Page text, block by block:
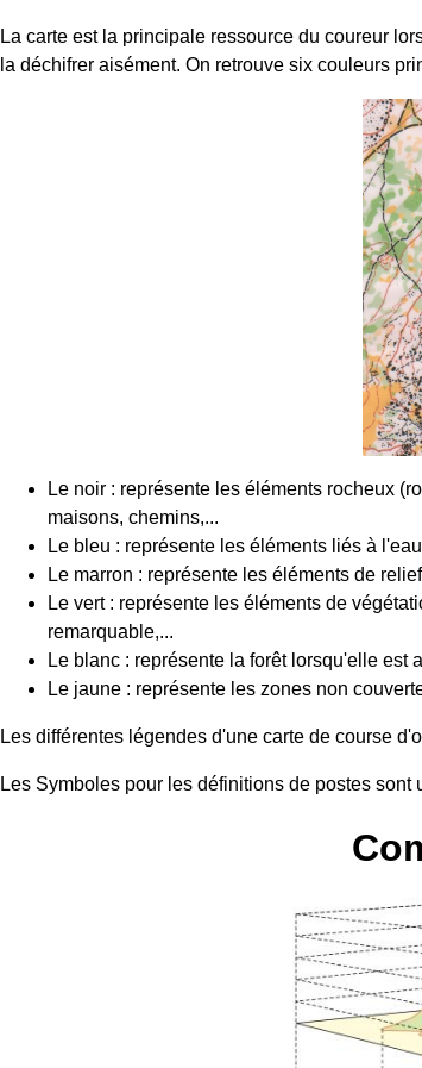
La carte est la principale ressource du coureur
la déchifrer aisément. On retrouve six couleurs
Le noir : représente les éléments rocheux
maisons, chemins,...
Le bleu : représente les éléments liés à
Le marron : représente les éléments de
Le vert : représente les éléments de
remarquable,...
Le blanc : représente la forêt lorsqu'elle est
Le jaune : représente les zones non
Les différentes légendes d'une carte de course
Les Symboles pour les définitions de postes sont